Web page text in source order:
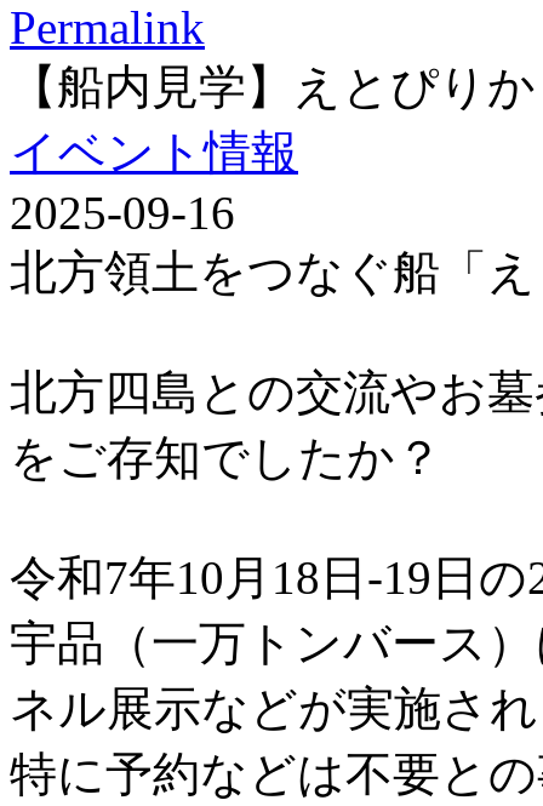
Permalink
【船内見学】えとぴりか
イベント情報
2025-09-16
北方領土をつなぐ船「
北方四島との交流やお
をご存知でしたか？
令和7年10月18日-19日の
宇品（一万トンバース
ネル展示などが実施さ
特に予約などは不要と